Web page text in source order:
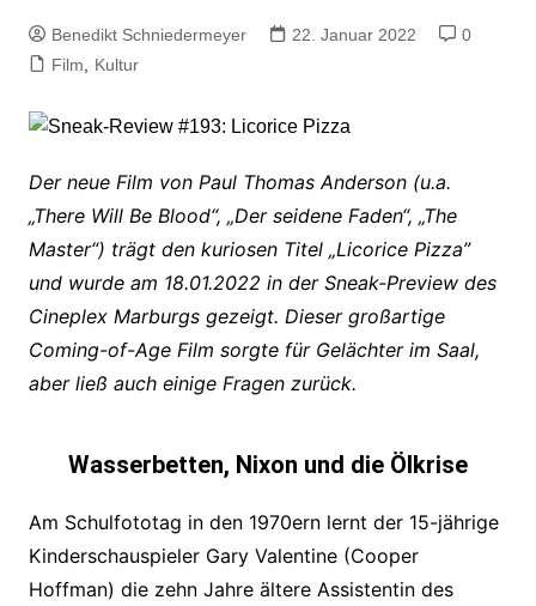
Benedikt Schniedermeyer 22. Januar 2022
0
Film, Kultur
Der neue Film von Paul Thomas Anderson (u.a.
„There Will Be Blood“, „Der seidene Faden“, „The
Master“) trägt den kuriosen Titel „Licorice Pizza”
und wurde am 18.01.2022 in der Sneak-Preview des
Cineplex Marburgs gezeigt. Dieser großartige
Coming-of-Age Film sorgte für Gelächter im Saal,
aber ließ auch einige Fragen zurück.
Wasserbetten, Nixon und die Ölkrise
Am Schulfototag in den 1970ern lernt der 15-jährige
Kinderschauspieler Gary Valentine (Cooper
Hoffman) die zehn Jahre ältere Assistentin des